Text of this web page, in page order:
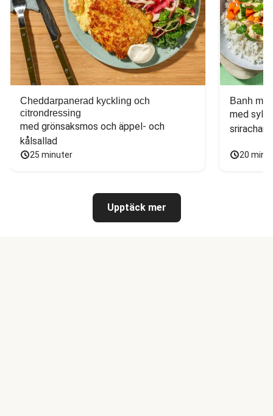
Cheddarpanerad kyckling och
citrondressing
med grönsaksmos och äppel- och
kålsallad
25 minuter
Banh mi-
med
20
Upptäck mer